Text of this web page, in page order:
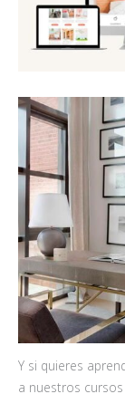
Y si quieres
a nuestros